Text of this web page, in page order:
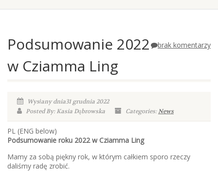
brak komentarzy
Podsumowanie 2022
w Cziamma Ling
Wysłany dnia31 grudnia 2022
Posted By: Kasia Dąbrowska
Categories:News
PL (ENG below)
Podsumowanie roku 2022 w Cziamma Ling
Mamy za sobą piękny rok, w którym całkiem sporo rzeczy
daliśmy radę zrobić.